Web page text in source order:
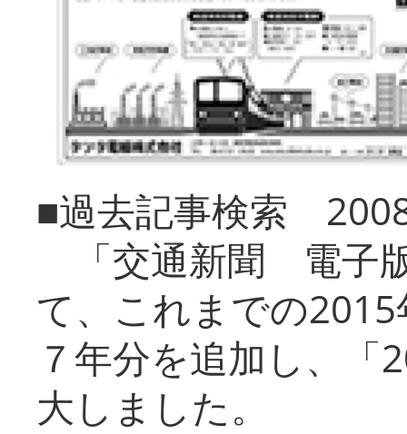
■過去記事検索
「交通新聞 電子
て、これまでの
７年分を追加し、「
大しまし